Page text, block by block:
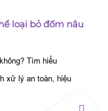
loại bỏ đốm nâu
Tìm hiểu
xử lý an toàn, hiệu